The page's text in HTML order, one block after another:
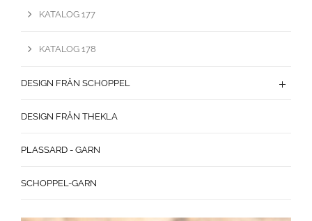
KATALOG 177
KATALOG 178
DESIGN FRÅN SCHOPPEL
DESIGN FRÅN THEKLA
PLASSARD - GARN
SCHOPPEL-GARN